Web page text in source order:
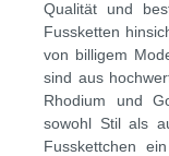
Qualität und
Fussketten
von billigem
sind aus
Rhodium und
sowohl Stil als
Fusskettchen